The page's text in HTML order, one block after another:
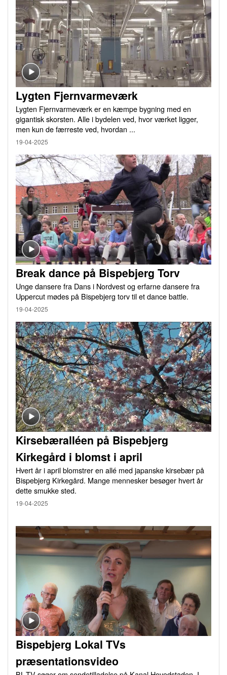
Lygten Fjernvarmeværk
Lygten Fjernvarmeværk er en kæmpe bygning med en
gigantisk skorsten. Alle i bydelen ved, hvor værket ligger,
men kun de færreste ved, hvordan ...
19-04-2025
Break dance på Bispebjerg Torv
Unge dansere fra Dans i Nordvest og erfarne dansere fra
Uppercut mødes på Bispebjerg torv til et dance battle.
19-04-2025
Kirsebæralléen på Bispebjerg
Kirkegård i blomst i april
Hvert år i april blomstrer en allé med japanske kirsebær på
Bispebjerg Kirkegård. Mange mennesker besøger hvert år
dette smukke sted.
19-04-2025
Bispebjerg Lokal TVs
præsentationsvideo